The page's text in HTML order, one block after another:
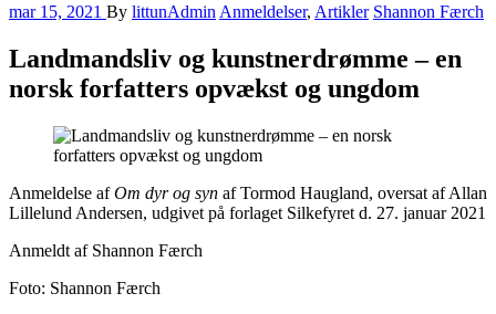
mar 15, 2021 By littunAdmin Anmeldelser, Artikler Shannon Færch
Landmandsliv og kunstnerdrømme – en
norsk forfatters opvækst og ungdom
Anmeldelse afOm dyr og syn af Tormod Haugland, oversat af Allan
Lillelund Andersen, udgivet på forlaget Silkefyret d. 27. januar 2021
Anmeldt af Shannon Færch
Foto: Shannon Færch